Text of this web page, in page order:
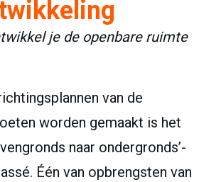
je de openbare ruimte
van de
worden gemaakt is het
naar ondergronds’-
Één van opbrengsten van